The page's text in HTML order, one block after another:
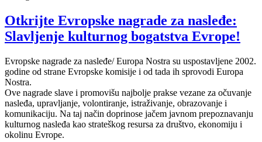
Otkrijte Evropske nagrade za nasleđe:
Slavljenje kulturnog bogatstva Evrope!
Evropske nagrade za nasleđe/ Europa Nostra su uspostavljene 2002.
godine od strane Evropske komisije i od tada ih sprovodi Europa
Nostra.
Ove nagrade slave i promovišu najbolje prakse vezane za očuvanje
nasleđa, upravljanje, volontiranje, istraživanje, obrazovanje i
komunikaciju. Na taj način doprinose jačem javnom prepoznavanju
kulturnog nasleđa kao strateškog resursa za društvo, ekonomiju i
okolinu Evrope.